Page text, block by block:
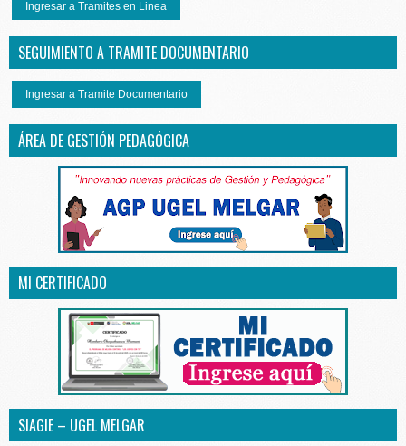
Ingresar a Tramites en Linea
SEGUIMIENTO A TRAMITE DOCUMENTARIO
Ingresar a Tramite Documentario
ÁREA DE GESTIÓN PEDAGÓGICA
MI CERTIFICADO
SIAGIE – UGEL MELGAR